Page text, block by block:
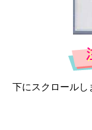
下にスクロールし